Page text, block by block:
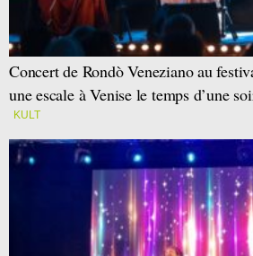
Concert de Rondò Veneziano au
une escale à Venise le temps d’une
KULT